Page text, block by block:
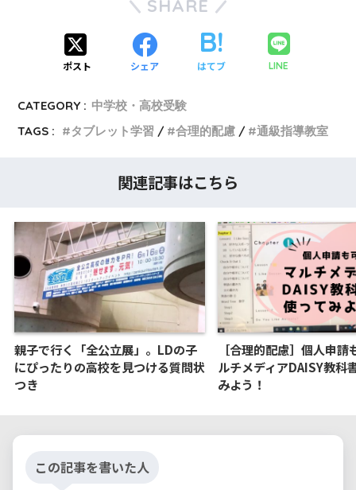
SHARE
ポスト シェア はてブ LINE
CATEGORY : 中学校・高校受験
TAGS :
タブレット学習 合理的配慮 通級指導教室
関連記事はこちら
親子で行く「全公立展」。LDの子
にぴったりの高校を見つける質問状
つき
［合理的配慮］個人申請
ルチメディアDAISY教科
みよう！
この記事を書いた人